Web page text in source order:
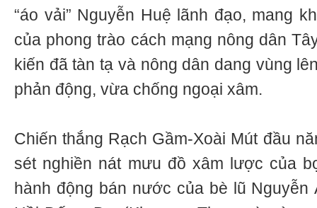
“áo vải” Nguyễn Huệ lãnh đạo, mang
của phong trào cách mạng nông dân
kiến đã tàn tạ và nông dân dang vùng
phản động, vừa chống ngoại xâm.
Chiến thắng Rạch Gầm-Xoài Mút đầu
sét nghiền nát mưu đồ xâm lược của
hành động bán nước của bè lũ Nguyễn